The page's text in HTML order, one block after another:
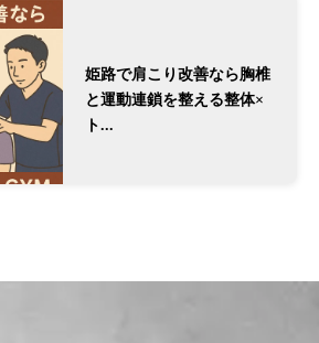
姫路で肩こり改善なら胸椎
と運動連鎖を整える整体×
ト...